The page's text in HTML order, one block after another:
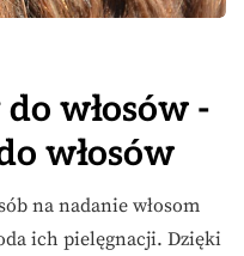
włosów -
włosów
na nadanie włosom
ich pielęgnacji. Dzięki